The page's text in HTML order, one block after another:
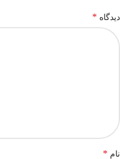
دیدگاه *
نام *